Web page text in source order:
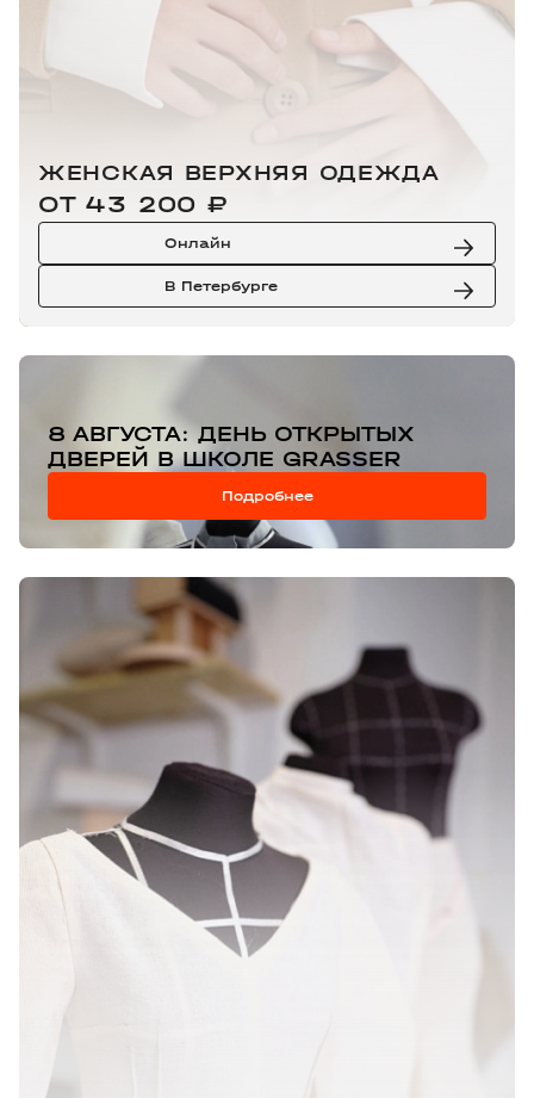
ЖЕНСКАЯ ВЕРХНЯЯ ОДЕЖДА
ОТ 43 200 ₽
Онлайн
В Петербурге
8 АВГУСТА: ДЕНЬ ОТКРЫТЫХ
ДВЕРЕЙ В ШКОЛЕ GRASSER
Подробнее